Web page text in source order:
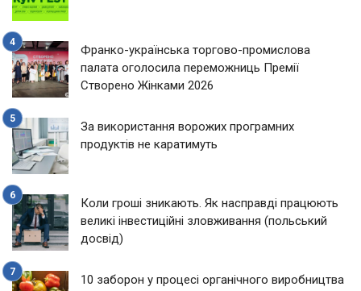
Франко-українська торгово-промислова
палата оголосила переможниць Премії
Створено Жінками 2026
За використання ворожих програмних
продуктів не каратимуть
Коли гроші зникають. Як насправді працюють
великі інвестиційні зловживання (польський
досвід)
10 заборон у процесі органічного виробництва